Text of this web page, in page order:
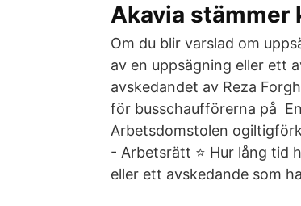
Akavia stämmer
Om du blir varslad om
av en uppsägning eller ett
avskedandet av Reza
för busschaufförerna på
Arbetsdomstolen
- Arbetsrätt ⭐️ Hur lång tid
eller ett avskedande som